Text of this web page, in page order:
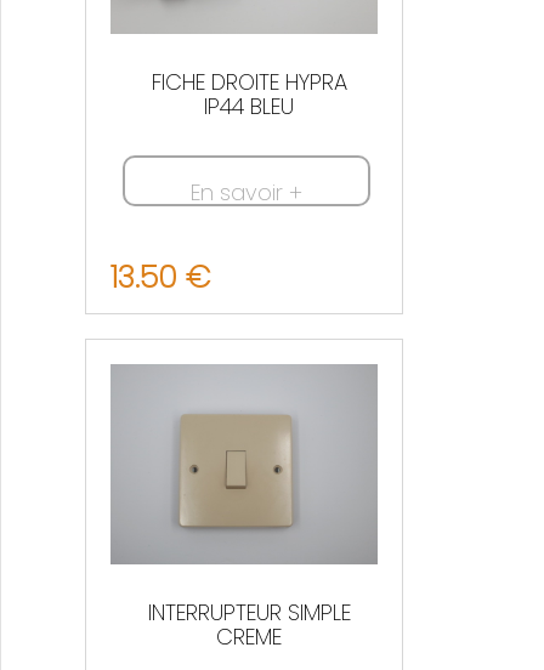
FICHE DROITE HYPRA
IP44 BLEU
En savoir +
13.50 €
Nous contacter
INTERRUPTEUR SIMPLE
CREME